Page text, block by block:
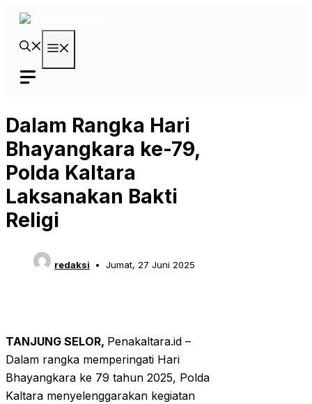
Langsung
Dalam Rangka Hari
Bhayangkara ke-79,
Polda Kaltara
Laksanakan Bakti
Religi
redaksi Jumat, 27 Juni 2025
TANJUNG SELOR, Penakaltara.id –
Dalam rangka memperingati Hari
Bhayangkara ke 79 tahun 2025, Polda
Kaltara menyelenggarakan kegiatan